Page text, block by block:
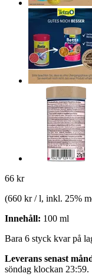
66 kr
(660 kr / l, inkl. 25%
Innehåll: 100 ml
Bara 6 styck kvar på
Leverans senast
söndag klockan 23:59.